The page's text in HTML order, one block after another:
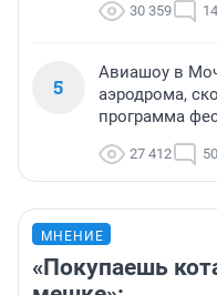
30 359 14
5
Авиашоу в
аэродрома,
программа
27 412 50
МНЕНИЕ
«Покупаешь